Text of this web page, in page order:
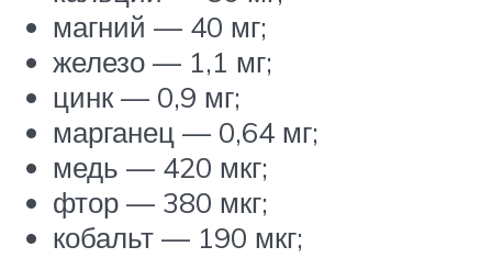
магний — 40 мг;
железо — 1,1 мг;
цинк — 0,9 мг;
марганец — 0,64 мг;
медь — 420 мкг;
фтор — 380 мкг;
кобальт — 190 мкг;